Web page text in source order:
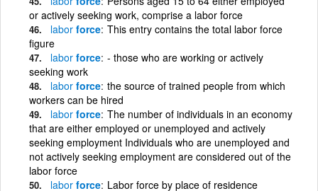
or actively seeking work, comprise a labor force
labor force This entry contains the total labor force
figure
labor force - those who are working or actively
seeking work
labor force the source of trained people from which
workers can be hired
labor force The number of individuals in an economy
that are either employed or unemployed and actively
seeking employment Individuals who are unemployed and
not actively seeking employment are considered out of the
labor force
labor force Labor force by place of residence